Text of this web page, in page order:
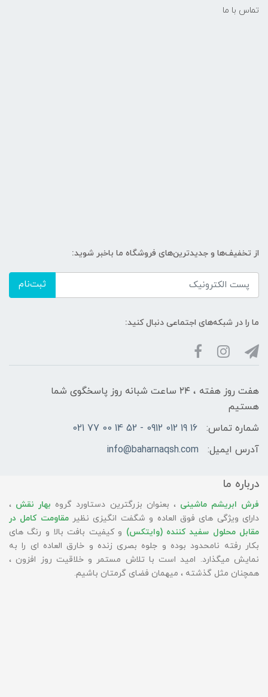
تماس با ما
از تخفیف‌ها و جدیدترین‌های فروشگاه ما باخبر شوید:
ثبت‌نام
ما را در شبکه‌های اجتماعی دنبال کنید:
هفت روز هفته ، ۲۴ ساعت شبانه‌ روز پاسخگوی شما
هستیم
شماره تماس:
16 19 012 0912 - 52 14 00 77 021
آدرس ایمیل:
info@baharnaqsh.com
درباره ما
فرش ابریشم ماشینی ، بعنوان بزرگترین دستاورد گروه بهار نقش ،
دارای ویژگی های فوق العاده و شگفت انگیزی نظیرمقاومت کامل در
مقابل محلول سفید کننده (وایتکس) و کیفیت بافت بالا و رنگ های
بکار رفته نامحدود بوده و جلوه بصری زنده و خارق العاده ای را به
نمایش میگذارد. امید است با تلاش مستمر و خلاقیت روز افزون ،
همچنان مثل گذشته ، میهمان فضای گرمتان باشیم.